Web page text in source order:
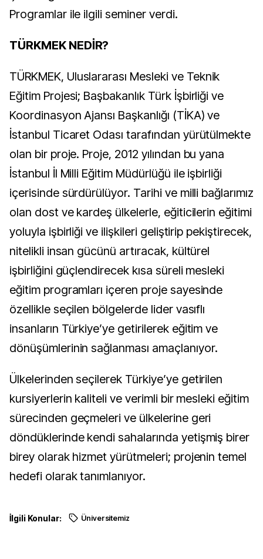
Programlar ile ilgili seminer verdi.
TÜRKMEK NEDİR?
TÜRKMEK, Uluslararası Mesleki ve Teknik
Eğitim Projesi; Başbakanlık Türk İşbirliği ve
Koordinasyon Ajansı Başkanlığı (TİKA) ve
İstanbul Ticaret Odası tarafından yürütülmekte
olan bir proje. Proje, 2012 yılından bu yana
İstanbul İl Milli Eğitim Müdürlüğü ile işbirliği
içerisinde sürdürülüyor. Tarihi ve milli bağlarımız
olan dost ve kardeş ülkelerle, eğiticilerin eğitimi
yoluyla işbirliği ve ilişkileri geliştirip pekiştirecek,
nitelikli insan gücünü artıracak, kültürel
işbirliğini güçlendirecek kısa süreli mesleki
eğitim programları içeren proje sayesinde
özellikle seçilen bölgelerde lider vasıflı
insanların Türkiye’ye getirilerek eğitim ve
dönüşümlerinin sağlanması amaçlanıyor.
Ülkelerinden seçilerek Türkiye’ye getirilen
kursiyerlerin kaliteli ve verimli bir mesleki eğitim
sürecinden geçmeleri ve ülkelerine geri
döndüklerinde kendi sahalarında yetişmiş birer
birey olarak hizmet yürütmeleri; projenin temel
hedefi olarak tanımlanıyor.
İlgili Konular: Üniversitemiz